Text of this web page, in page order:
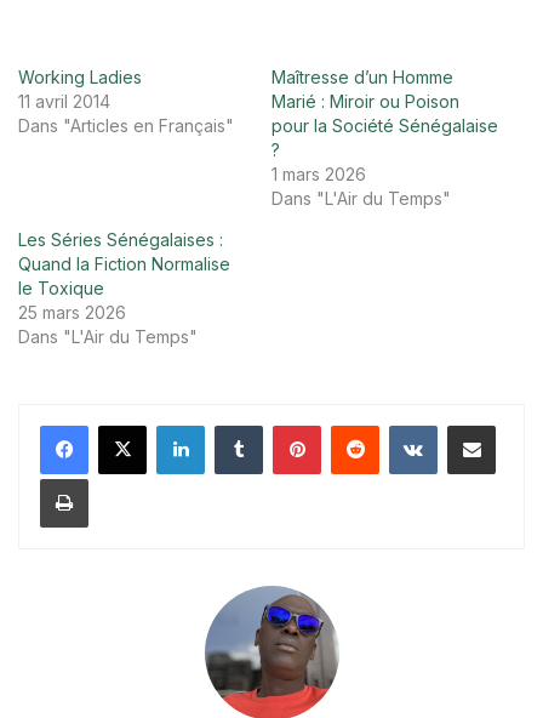
Working Ladies
11 avril 2014
Dans "Articles en Français"
Maîtresse d’un Homme
Marié : Miroir ou Poison
pour la Société Sénégalaise
?
1 mars 2026
Dans "L'Air du Temps"
Les Séries Sénégalaises :
Quand la Fiction Normalise
le Toxique
25 mars 2026
Dans "L'Air du Temps"
LinkedinTumblr PinterestReddit VKontaktePartager par email
Imprimer